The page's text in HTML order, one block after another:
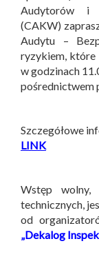
Audytorów i
(CAKW)
Audytu –
ryzykiem, które
w godzinach
pośrednictwem
Szczegółowe
LINK
Wstęp wolny,
technicznych,
od
„Dekalog